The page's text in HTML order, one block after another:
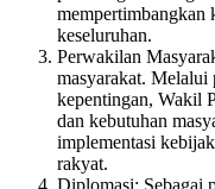
mempertimbangkan
keseluruhan.
Perwakilan
masyarakat. Melalui
kepentingan, Wakil
dan kebutuhan
implementasi
rakyat.
Diplomasi: Sebagai